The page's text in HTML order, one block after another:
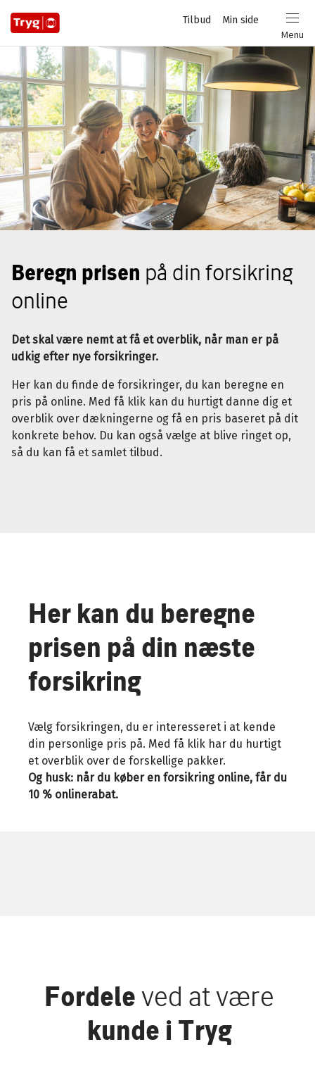
Menu
Privat
Login
Min side
Tilbud
Beregn prisen på din forsikring
online
Det skal være nemt at få et overblik, når man er på
udkig efter nye forsikringer.
Her kan du finde de forsikringer, du kan beregne en
pris på online. Med få klik kan du hurtigt danne dig et
overblik over dækningerne og få en pris baseret på dit
konkrete behov. Du kan også vælge at blive ringet op,
så du kan få et samlet tilbud.
Her kan du beregne
prisen på din næste
forsikring
Vælg forsikringen, du er interesseret i at kende
din personlige pris på. Med få klik har du hurtigt
et overblik over de forskellige pakker.
Og husk: når du køber en forsikring online, får du
10 % onlinerabat.
Fordeleved at være
kunde i Tryg